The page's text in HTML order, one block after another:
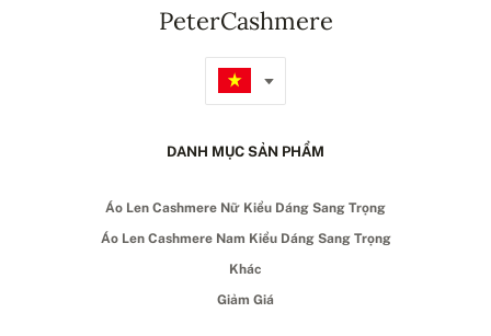
PeterCashmere
DANH MỤC SẢN PHẨM
Áo Len Cashmere Nữ Kiểu Dáng Sang Trọng
Áo Len Cashmere Nam Kiểu Dáng Sang Trọng
Khác
Giảm Giá